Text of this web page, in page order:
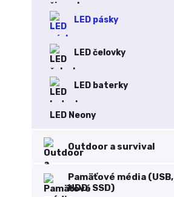
LED pásky
LED čelovky
LED baterky
LED Neony
Outdoor a survival
Pamäťové média (USB,
HDD, SSD)